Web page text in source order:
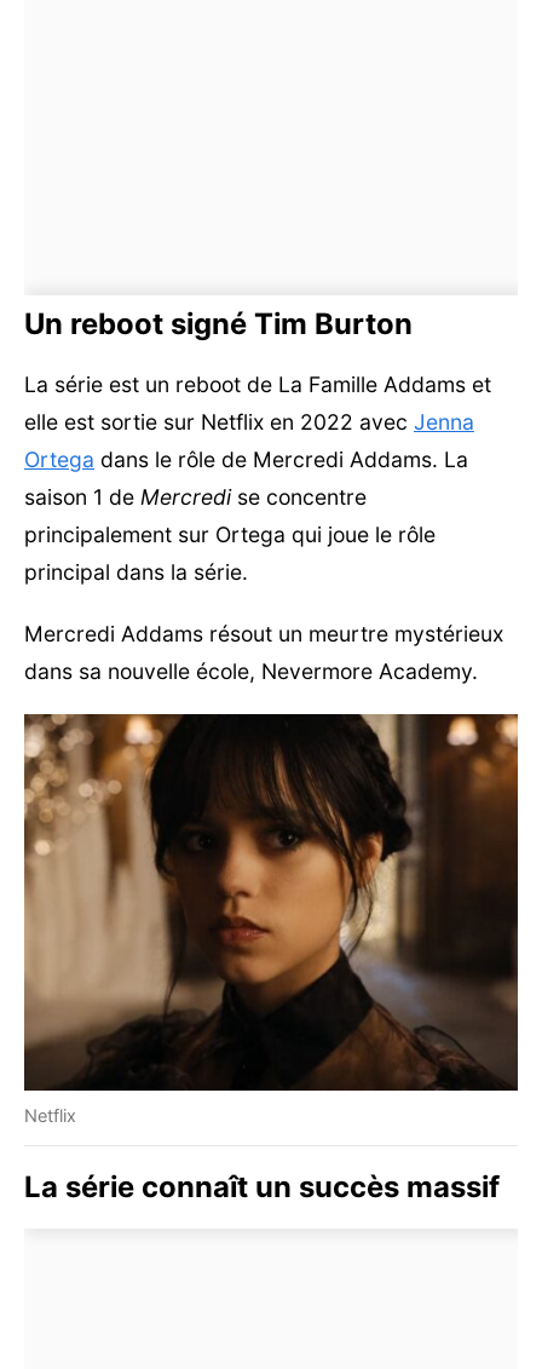
Un reboot signé Tim Burton
La série est un reboot de La Famille Addams et
elle est sortie sur Netflix en 2022 avec Jenna
Ortega dans le rôle de Mercredi Addams. La
saison 1 de Mercredise concentre
principalement sur Ortega qui joue le rôle
principal dans la série.
Mercredi Addams résout un meurtre mystérieux
dans sa nouvelle école, Nevermore Academy.
Netflix
La série connaît un succès massif